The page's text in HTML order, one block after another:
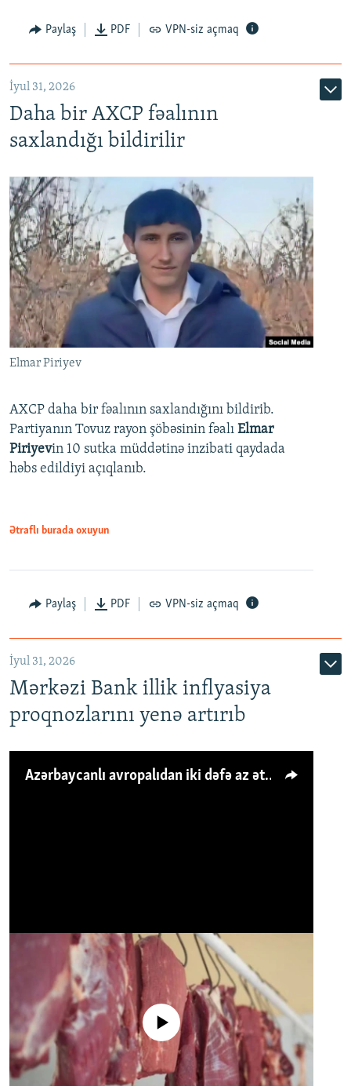
Paylaş PDF VPN-siz açmaq
İyul 31, 2026
Daha bir AXCP fəalının
saxlandığı bildirilir
Elmar Piriyev
AXCP daha bir fəalının saxlandığını bildirib.
Partiyanın Tovuz rayon şöbəsinin fəalı Elmar
Piriyevin 10 sutka müddətinə inzibati qaydada
həbs edildiyi açıqlanıb.
Ətraflı burada oxuyun
Paylaş PDF VPN-siz açmaq
İyul 31, 2026
Mərkəzi Bank illik inflyasiya
proqnozlarını yenə artırıb
Azərbaycanlı avropalıdan iki dəfə az ət yeyir, amma... 'Qiymət artımı qaçılmazdır'
No media source currently available